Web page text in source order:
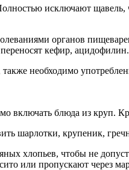
исключают
органов
кефир, ацидофилин.
необходимо
включать блюда из круп.
шарлотки, крупеник,
хлопьев, чтобы не
или пропускают через